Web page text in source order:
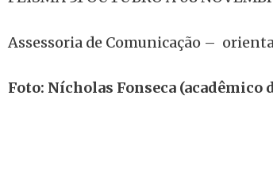
Assessoria de Comunicação –
Foto: Nícholas Fonseca (acadêmico